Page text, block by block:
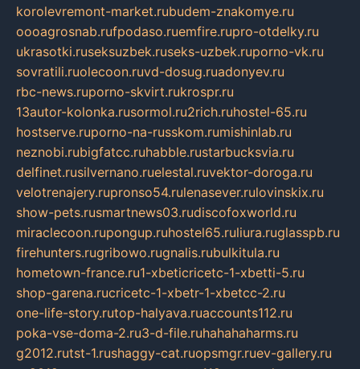
korolevremont-market.rubudem-znakomye.ru
oooagrosnab.rufpodaso.ruemfire.rupro-otdelky.ru
ukrasotki.ruseksuzbek.ruseks-uzbek.ruporno-vk.ru
sovratili.ruolecoon.ruvd-dosug.ruadonyev.ru
rbc-news.ruporno-skvirt.rukrospr.ru
13autor-kolonka.rusormol.ru2rich.ruhostel-65.ru
hostserve.ruporno-na-russkom.rumishinlab.ru
neznobi.rubigfatcc.ruhabble.rustarbucksvia.ru
delfinet.rusilvernano.ruelestal.ruvektor-doroga.ru
velotrenajery.rupronso54.rulenasever.rulovinskix.ru
show-pets.rusmartnews03.rudiscofoxworld.ru
miraclecoon.rupongup.ruhostel65.ruliura.ruglasspb.ru
firehunters.rugribowo.rugnalis.rubulkitula.ru
hometown-france.ru1-xbeticricetc-1-xbetti-5.ru
shop-garena.rucricetc-1-xbetr-1-xbetcc-2.ru
one-life-story.rutop-halyava.ruaccounts112.ru
poka-vse-doma-2.ru3-d-file.ruhahahaharms.ru
g2012.rutst-1.rushaggy-cat.ruopsmgr.ruev-gallery.ru